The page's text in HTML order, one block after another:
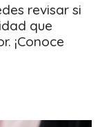
revisar si
que
¡Conoce